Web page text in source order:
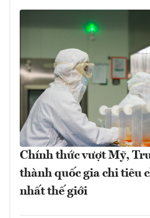
Chính thức vượt Mỹ,
thành quốc gia chi tiêu
nhất thế giới